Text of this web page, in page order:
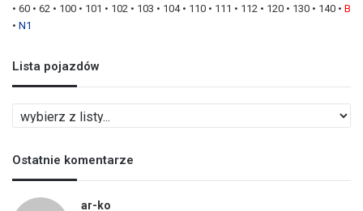
• 60 • 62 • 100 • 101 • 102 • 103 • 104• 110 • 111 • 112 • 120 • 130 • 140 • B
• N1
Lista pojazdów
i
t
a
Ostatnie komentarze
ar-ko